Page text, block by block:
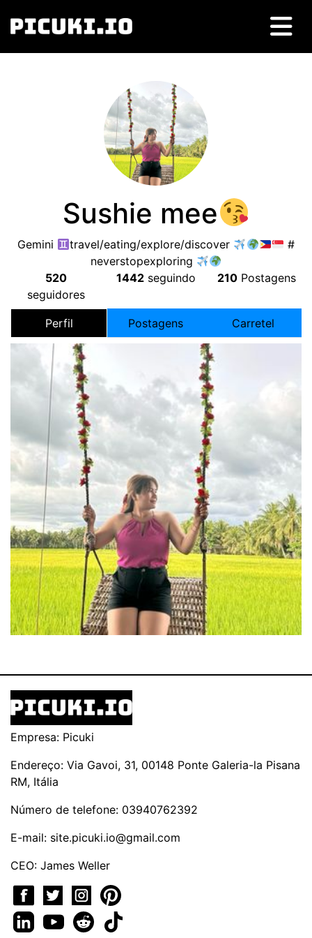
Sushie mee
Gemini travel/eating/explore/discover
#
neverstopexploring
520
seguidores
1442 seguindo 210Postagens
Perfil Postagens Carretel
Empresa: Picuki
Endereço: Via Gavoi, 31, 00148 Ponte Galeria-la Pisana
RM, Itália
Número de telefone: 03940762392
E-mail: site.picuki.io@gmail.com
CEO: James Weller